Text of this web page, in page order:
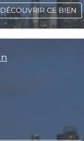
DÉCOUVRIR CE BIEN